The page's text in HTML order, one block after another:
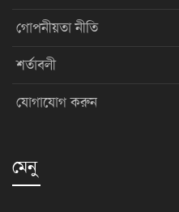
গোপনীয়তা নীতি
শর্তাবলী
যোগাযোগ করুন
মেনু